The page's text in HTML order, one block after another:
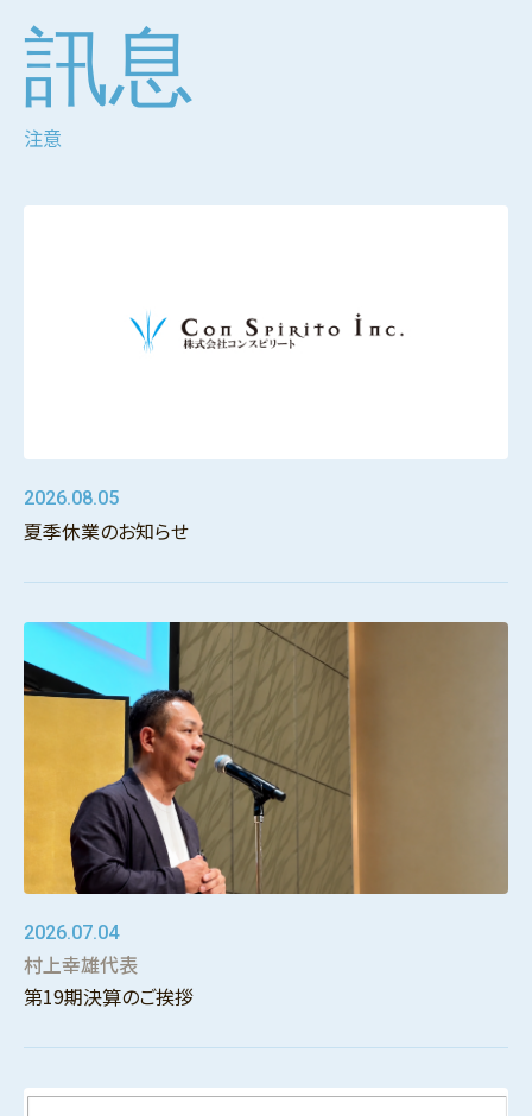
訊息
注意
2026.08.05
夏季休業のお知らせ
2026.07.04
村上幸雄代表
第19期決算のご挨拶